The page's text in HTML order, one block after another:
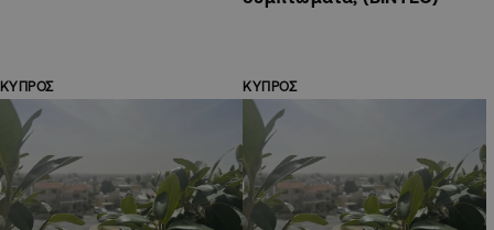
ΚΥΠΡΟΣ ΚΥΠΡΟΣ